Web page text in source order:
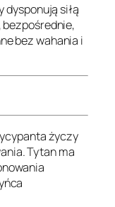
dysponują siłą
bez wahania i
życzy
Tytan ma